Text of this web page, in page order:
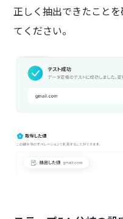
正しく抽出できたこと
てください。